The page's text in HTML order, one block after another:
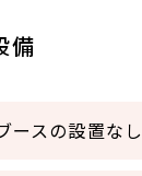
備
ースの設置なし